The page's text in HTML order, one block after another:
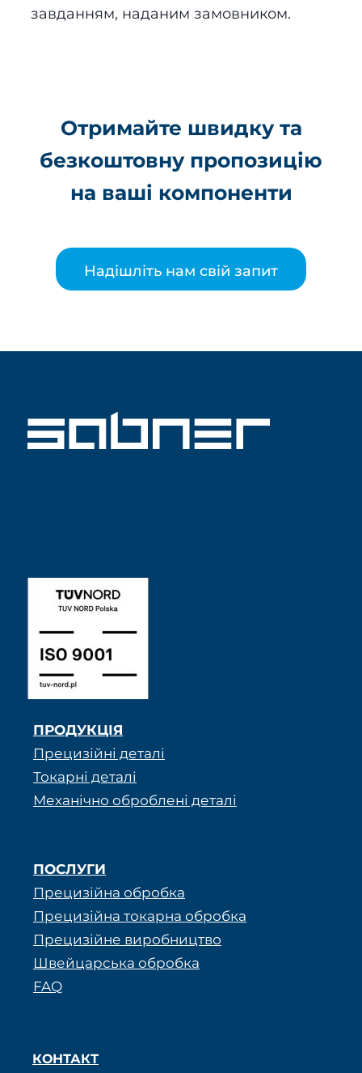
завданням, наданим замовником.
Отримайте швидку та
безкоштовну пропозицію
на ваші компоненти
Надішліть нам свій запит
ПРОДУКЦІЯ
Прецизійні деталі
Токарні деталі
Механічно оброблені деталі
ПОСЛУГИ
Прецизійна обробка
Прецизійна токарна обробка
Прецизійне виробництво
Швейцарська обробка
FAQ
КОНТАКТ